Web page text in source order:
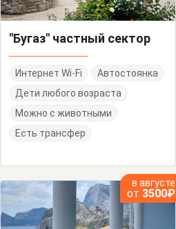
"Бугаз" частный сектор
Интернет Wi-Fi
Автостоянка
Дети любого возраста
Можно с животными
Есть трансфер
в августе
от 3500₽